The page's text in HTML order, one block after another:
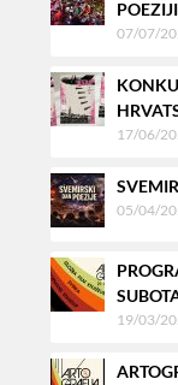
07/07/
17/06/
05/04/
19/03/